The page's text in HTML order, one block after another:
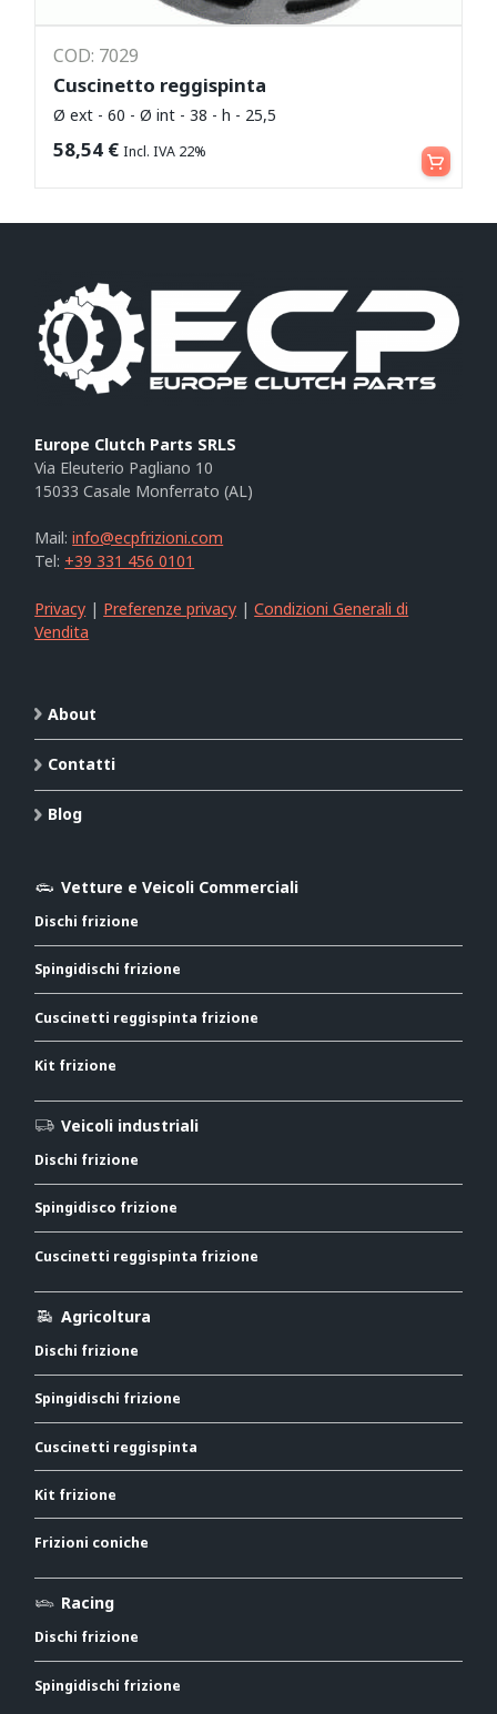
COD: 7029
Cuscinetto reggispinta
Ø ext - 60 - Ø int - 38 - h - 25,5
58,54 € Incl. IVA 22% Aggiungi al carrello
Europe Clutch Parts SRLS
Via Eleuterio Pagliano 10
15033 Casale Monferrato (AL)
Mail:info@ecpfrizioni.com
Tel: +39 331 456 0101
Privacy | Preferenze privacy |Condizioni Generali di
Vendita
About
Contatti
Blog
Vetture e Veicoli Commerciali
Dischi frizione
Spingidischi frizione
Cuscinetti reggispinta frizione
Kit frizione
Veicoli industriali
Dischi frizione
Spingidisco frizione
Cuscinetti reggispinta frizione
Agricoltura
Dischi frizione
Spingidischi frizione
Cuscinetti reggispinta
Kit frizione
Frizioni coniche
Racing
Dischi frizione
Spingidischi frizione